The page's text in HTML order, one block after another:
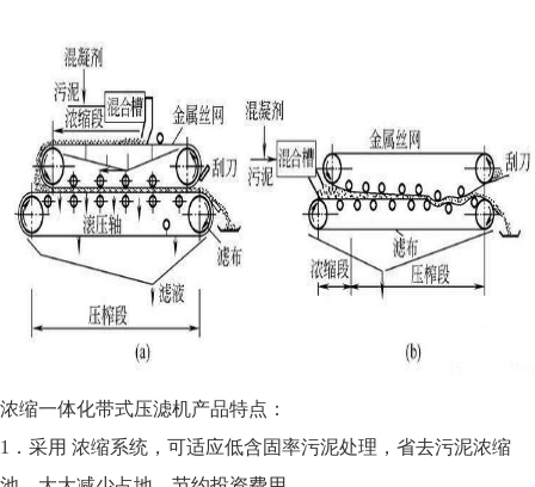
浓缩一体化带式压滤机产品特点：
1．采用 浓缩系统，可适应低含固率污泥处理，省去污泥浓缩